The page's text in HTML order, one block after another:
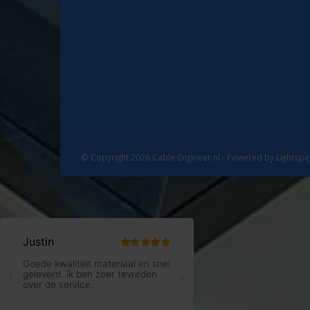
© Copyright 2026 Cable-Engineer.nl - Powered by